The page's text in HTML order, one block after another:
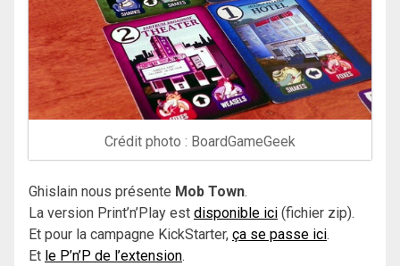
Crédit photo : BoardGameGeek
Ghislain nous présente Mob Town.
La version Print’n’Play est disponible ici (fichier zip).
Et pour la campagne KickStarter, ça se passe ici.
Et le P’n’P de l’extension.